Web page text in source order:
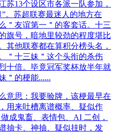
苏13个设区市各派一队参加，
。苏超联赛最迷人的地方在
＂友谊第一＂的客套话。十三
旗号，暗地里较劲的程度堪比
其他联赛都在算积分榜头名，
＂十三妹＂这个头衔的杀伤
十倍。毕竟冠军奖杯放半年就
＂的梗能......
意思：我要验牌，该梗最早在
用来吐槽离谱概率、疑似作
成鬼畜、表情包、AI 二创，
抽卡、神抽、疑似挂时，发